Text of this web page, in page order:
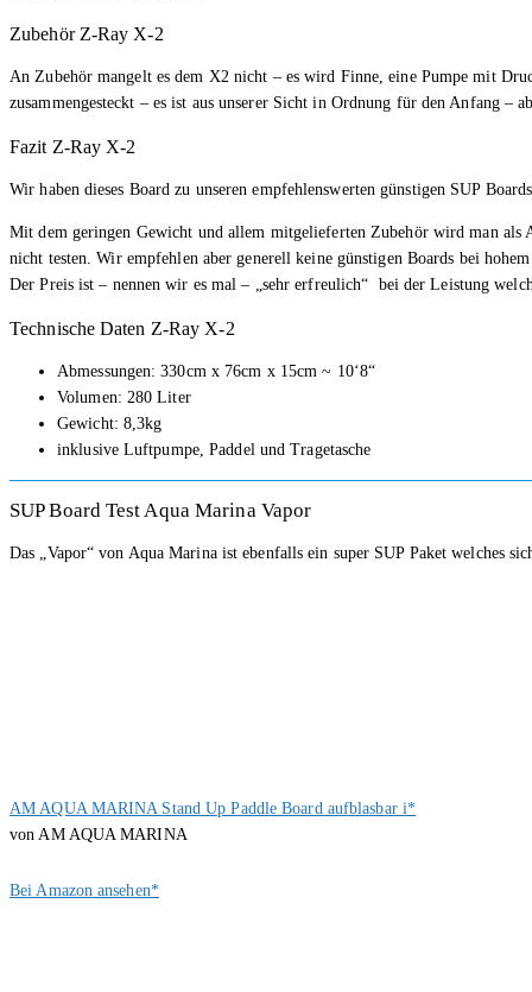
Zubehör Z-Ray X-2
An Zubehör mangelt es dem X2 nicht – es wird Finne, eine Pumpe mit
zusammengesteckt – es ist aus unserer Sicht in Ordnung für den Anfang –
Fazit Z-Ray X-2
Wir haben dieses Board zu unseren empfehlenswerten günstigen SUP
Mit dem geringen Gewicht und allem mitgelieferten Zubehör wird man als
nicht testen. Wir empfehlen aber generell keine günstigen Boards bei
Der Preis ist – nennen wir es mal – „sehr erfreulich“ bei der Leistung
Technische Daten Z-Ray X-2
Abmessungen: 330cm x 76cm x 15cm ~ 10‘8“
Volumen: 280 Liter
Gewicht: 8,3kg
inklusive Luftpumpe, Paddel und Tragetasche
SUP Board Test Aqua Marina Vapor
Das „Vapor“ von Aqua Marina ist ebenfalls ein super SUP Paket welches
AM AQUA MARINA Stand Up Paddle Board aufblasbar i*
von AM AQUA MARINA
Bei Amazon ansehen*